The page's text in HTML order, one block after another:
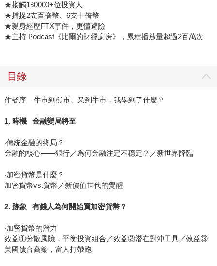
★接觸130000+位投資人
★捕捉2支百倍幣、6支十倍幣
★親身經歷FTX事件，更懂避險
★主持 Podcast《比爾的財經廚房》，累積播放量超過2百萬次
目錄
作者序 牛市到熊市、又到牛市，我學到了什麼？
1. 時機 金融變局將至
‧傳統金融的終局？
金融的核心――銀行／為何金融注定不穩定？／新世界降臨
‧加密貨幣是什麼？
加密貨幣vs.貨幣／新價值世代的覺醒
2. 跡象 有錢人為何開始買加密貨幣？
‧加密貨幣的潛力
效益①分散風險，平衡投資組合／效益②潛在對沖工具／效益③
美國債台高築，富人打帶跑